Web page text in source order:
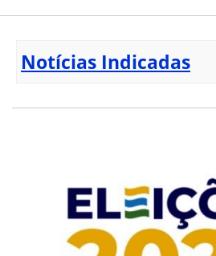
Notícias Indicadas